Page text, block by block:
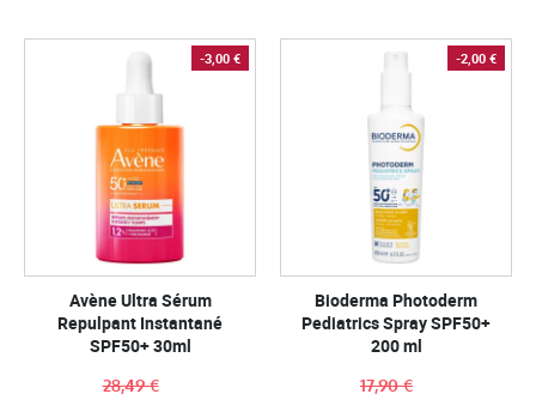
-3,00 €
Avène Ultra Sérum
Repulpant Instantané
SPF50+ 30ml
28,49 €
-2,00 €
Bioderma Photoderm
Pediatrics Spray SPF50+
200 ml
17,90 €